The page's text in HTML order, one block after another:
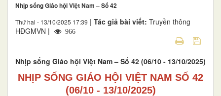
Nhịp sống Giáo hội Việt Nam – Số 42
Thứ hai - 13/10/2025 17:39 | Tác giả bài viết: Truyền thông
HĐGMVN |
966
Nhịp sống Giáo hội Việt Nam – Số 42 (06/10 - 13/10/2025)
NHỊP SỐNG GIÁO HỘI VIỆT NAM SỐ 42
(06/10 - 13/10/2025)